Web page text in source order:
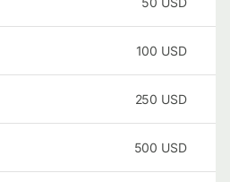
100 USD
250 USD
500 USD